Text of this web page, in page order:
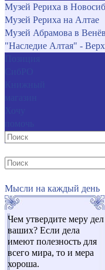
Музей Рериха в
Музей Рериха на Алтае
Музей Абрамова в
"Наследие Алтая" -
Мысли на каждый день
Чем утвердите меру дел
ваших? Если дела
имеют полезность для
всего мира, то и мера
хороша.